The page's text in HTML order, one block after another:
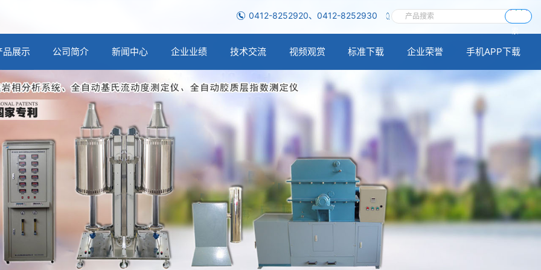
0412-8252920、0412-8252930
品展示 公司简介 新闻中心 企业业绩 技术交流 视频观赏 标准下载 企业荣誉 手机APP下载